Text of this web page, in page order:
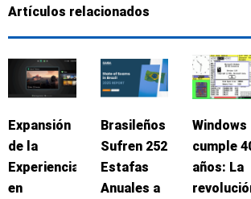
Artículos relacionados
Expansión
de la
Experiencia
en
Brasileños
Sufren 252
Estafas
Anuales a
Windows
cumple
años: La